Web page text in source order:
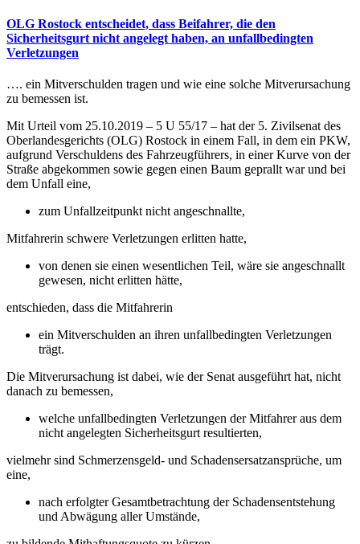
OLG Rostock entscheidet, dass Beifahrer, die den
Sicherheitsgurt nicht angelegt haben, an unfallbedingten
Verletzungen
…. ein Mitverschulden tragen und wie eine solche Mitverursachung
zu bemessen ist.
Mit Urteil vom 25.10.2019 – 5 U 55/17 – hat der 5. Zivilsenat des
Oberlandesgerichts (OLG) Rostock in einem Fall, in dem ein PKW,
aufgrund Verschuldens des Fahrzeugführers, in einer Kurve von der
Straße abgekommen sowie gegen einen Baum geprallt war und bei
dem Unfall eine,
zum Unfallzeitpunkt nicht angeschnallte,
Mitfahrerin schwere Verletzungen erlitten hatte,
von denen sie einen wesentlichen Teil, wäre sie angeschnallt
gewesen, nicht erlitten hätte,
entschieden, dass die Mitfahrerin
ein Mitverschulden an ihren unfallbedingten Verletzungen
trägt.
Die Mitverursachung ist dabei, wie der Senat ausgeführt hat, nicht
danach zu bemessen,
welche unfallbedingten Verletzungen der Mitfahrer aus dem
nicht angelegten Sicherheitsgurt resultierten,
vielmehr sind Schmerzensgeld- und Schadensersatzansprüche, um
eine,
nach erfolgter Gesamtbetrachtung der Schadensentstehung
und Abwägung aller Umstände,